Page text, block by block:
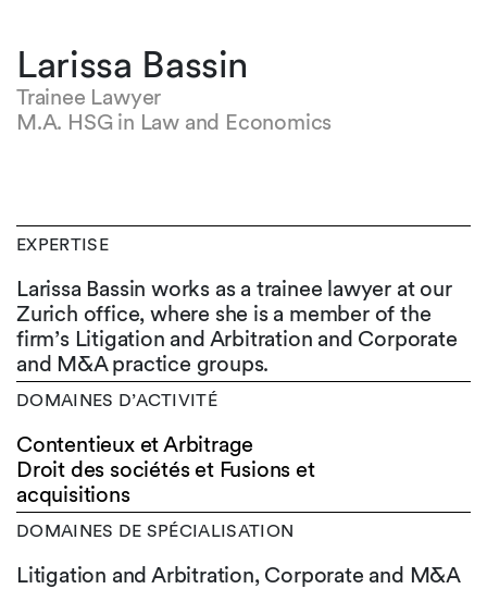
Larissa Bassin
Trainee Lawyer
M.A. HSG in Law and Economics
EXPERTISE
Larissa Bassin works as a trainee lawyer at our
Zurich office, where she is a member of the
firm’s Litigation and Arbitration and Corporate
and M&A practice groups.
DOMAINES D’ACTIVITÉ
Contentieux et Arbitrage
Droit des sociétés et Fusions et
acquisitions
DOMAINES DE SPÉCIALISATION
Litigation and Arbitration, Corporate and M&A